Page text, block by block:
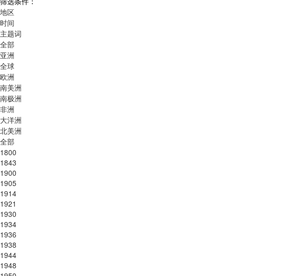
地区
时间
主题词
全部
亚洲
全球
欧洲
南美洲
南极洲
非洲
大洋洲
北美洲
全部
1800
1843
1900
1905
1914
1921
1930
1934
1936
1938
1944
1948